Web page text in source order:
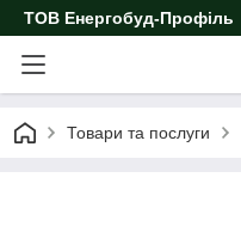
ТОВ Енергобуд-Профіль
Товари та послуги